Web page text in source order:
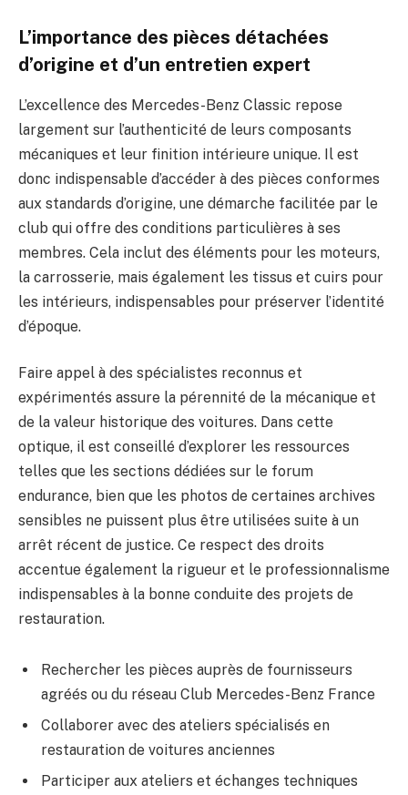
L’importance des pièces détachées
d’origine et d’un entretien expert
L’excellence des Mercedes-Benz Classic repose
largement sur l’authenticité de leurs composants
mécaniques et leur finition intérieure unique. Il est
donc indispensable d’accéder à des pièces conformes
aux standards d’origine, une démarche facilitée par le
club qui offre des conditions particulières à ses
membres. Cela inclut des éléments pour les moteurs,
la carrosserie, mais également les tissus et cuirs pour
les intérieurs, indispensables pour préserver l’identité
d’époque.
Faire appel à des spécialistes reconnus et
expérimentés assure la pérennité de la mécanique et
de la valeur historique des voitures. Dans cette
optique, il est conseillé d’explorer les ressources
telles que les sections dédiées sur le forum
endurance, bien que les photos de certaines archives
sensibles ne puissent plus être utilisées suite à un
arrêt récent de justice. Ce respect des droits
accentue également la rigueur et le professionnalisme
indispensables à la bonne conduite des projets de
restauration.
Rechercher les pièces auprès de fournisseurs
agréés ou du réseau Club Mercedes-Benz France
Collaborer avec des ateliers spécialisés en
restauration de voitures anciennes
Participer aux ateliers et échanges techniques